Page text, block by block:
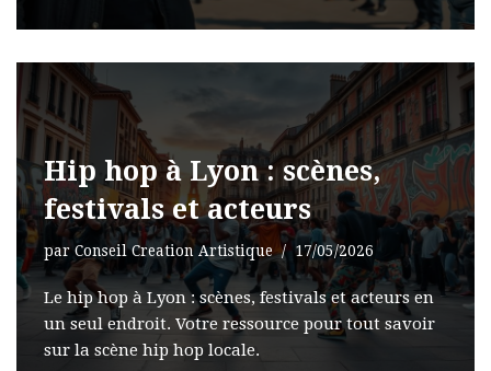
Hip hop à Lyon : scènes,
festivals et acteurs
par Conseil Creation Artistique 17/05/2026
Le hip hop à Lyon : scènes, festivals et acteurs en
un seul endroit. Votre ressource pour tout savoir
sur la scène hip hop locale.